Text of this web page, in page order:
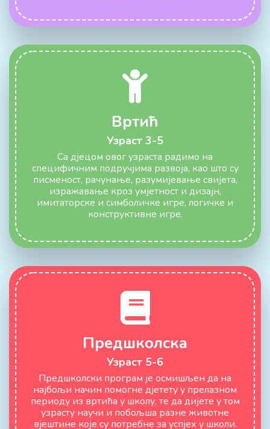
Вртић
Узраст 3-5
Са дјецом овог узраста радимо на
специфичним подручјима развоја, као што су
писменост, рачунање, разумијевање свијета,
изражавање кроз умјетност и дизајн,
имитаторске и симболичке игре, логичке и
конструктивне игре.
Предшколска
Узраст 5-6
Предшколски програм је осмишљен да на
најбољи начин помогне дјетету у прелазном
периоду из вртића у школу, те да дијете у том
узрасту научи и побољша разне животне
вјештине које су потребне за успјех у школи.